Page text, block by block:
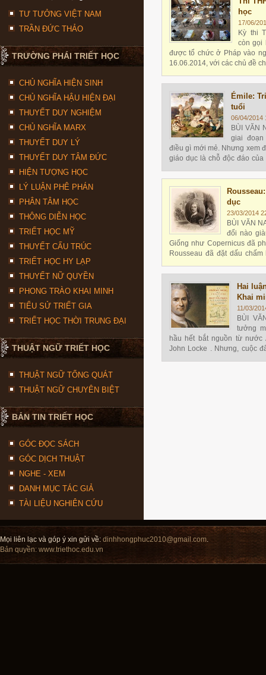
TƯ TƯỞNG VIỆT NAM
TRẦN ĐỨC THẢO
TRƯỜNG PHÁI TRIẾT HỌC
CHỦ NGHĨA HIỆN SINH
CHỦ NGHĨA HẬU HIỆN ĐẠI
THUYẾT DUY NGHIỆM
CHỦ NGHĨA MARX
THUYẾT DUY LÝ
THUYẾT DUY TÂM ĐỨC
HIỆN TƯỢNG HỌC
LÝ LUẬN PHÊ PHÁN
PHÂN TÂM HỌC
THÔNG DIỄN HỌC
TRIẾT HỌC MỸ
THUYẾT CẤU TRÚC
TRIẾT HỌC HY LẠP
THUYẾT NỮ QUYỀN
PHONG TRÀO KHAI MINH
TIỂU SỬ TRIẾT GIA
TRIẾT HỌC THỜI TRUNG ĐẠI
THUẬT NGỮ TRIẾT HỌC
THUẬT NGỮ TỔNG QUÁT
THUẬT NGỮ CHUYÊN BIỆT
BẢN TIN TRIẾT HỌC
GÓC ĐỌC SÁCH
GÓC DỊCH THUẬT
NGHE - XEM
DANH MỤC TÁC GIẢ
TÀI LIỆU NGHIÊN CỨU
học
17/06/
Kỳ thi
còn gọi
được tổ chức ở Pháp vào
16.06.2014, với các chủ đề
Émile:
tuổi
06/04/2014
BÙI VĂN
giai
điều gì mới mẻ. Nhưng xem
giáo dục là chỗ độc đáo
dục
23/03/2014
BÙI VĂN
đổi nào
Giống như Copernicus đã
Rousseau đã đặt dấu
tạo vật
Hai
Khai
11/03/
BÙI
tưởng
hầu hết bắt nguồn từ nước
John Locke . Nhưng, cuộc
Mọi liên lạc và góp ý xin gửi về: dinhhongphuc2010@gmail.com.
Bản quyền: www.triethoc.edu.vn